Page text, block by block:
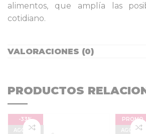
alimentos, que amplía las
cotidiano.
VALORACIONES (0)
PRODUCTOS
-33%
AGOTAD
PROMO
AGOTAD